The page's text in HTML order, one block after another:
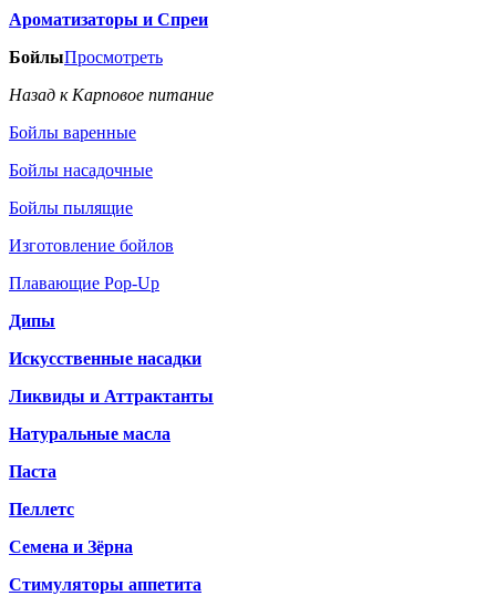
Ароматизаторы и Спреи
БойлыПросмотреть
Назад к Карповое питание
Бойлы варенные
Бойлы насадочные
Бойлы пылящие
Изготовление бойлов
Плавающие Pop-Up
Дипы
Искусственные насадки
Ликвиды и Аттрактанты
Натуральные масла
Паста
Пеллетс
Семена и Зёрна
Стимуляторы аппетита